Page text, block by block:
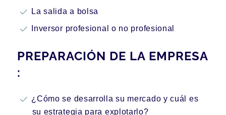
La salida a bolsa
Inversor profesional o no profesional
PREPARACIÓN DE LA EMPRESA
:
¿Cómo se desarrolla su mercado y cuál es
su estrategia para explotarlo?